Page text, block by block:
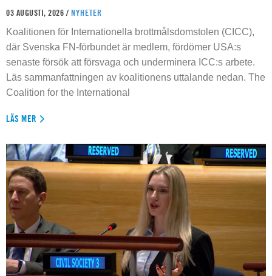
03 AUGUSTI, 2026 / NYHETER
Koalitionen för Internationella brottmålsdomstolen (CICC),
där Svenska FN-förbundet är medlem, fördömer USA:s
senaste försök att försvaga och underminera ICC:s arbete.
Läs sammanfattningen av koalitionens uttalande nedan. The
Coalition for the International
LÄS MER